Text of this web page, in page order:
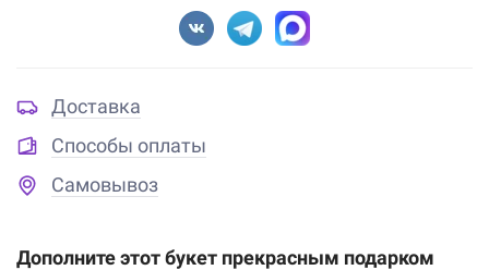
Доставка
Способы оплаты
Самовывоз
Дополните этот букет прекрасным подарком